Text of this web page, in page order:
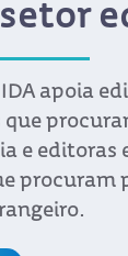
apoia
que
e editoras
procuram